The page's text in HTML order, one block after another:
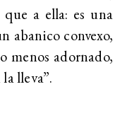
a ella: es una
abanico convexo,
menos adornado,
lleva”.